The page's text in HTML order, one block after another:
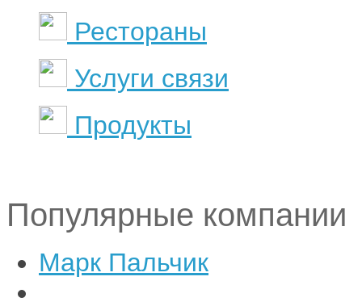
Рестораны
Услуги связи
Продукты
Популярные компании
Марк Пальчик